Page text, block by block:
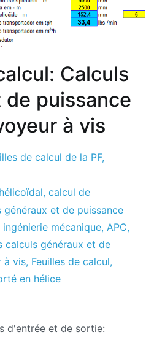
Calculs
puissance
à vis
de calcul de la PF,
, calcul de
généraux et de puissance
ingénierie mécanique, APC,
calculs généraux et de
à vis, Feuilles de calcul,
en hélice
d'entrée et de sortie: